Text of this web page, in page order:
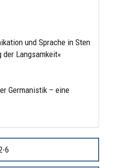
und Sprache in Sten
der Langsamkeit«
Germanistik – eine
6